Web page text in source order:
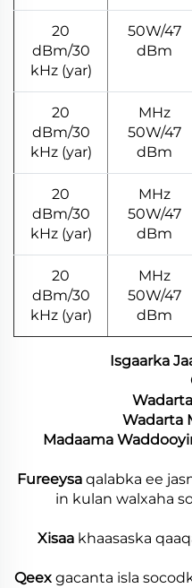
50W/47
dBm
20
dBm/30
kHz (yar)
MHz
50W/47
dBm
20
dBm/30
kHz (yar)
MHz
50W/47
dBm
20
dBm/30
kHz (yar)
MHz
50W/47
dBm
20
dBm/30
kHz (yar)
Fureeysa qalabka ee
in kulan walxaha
Xisaa khaasaska
Qeex gacanta isla